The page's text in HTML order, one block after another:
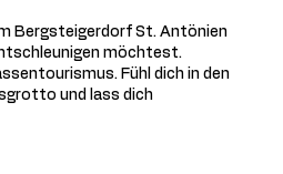
Bergsteigerdorf St. Antönien
möchtest.
Fühl dich in den
und lass dich